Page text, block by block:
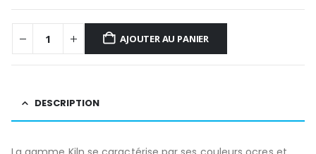
AJOUTER AU PANIER
DESCRIPTION